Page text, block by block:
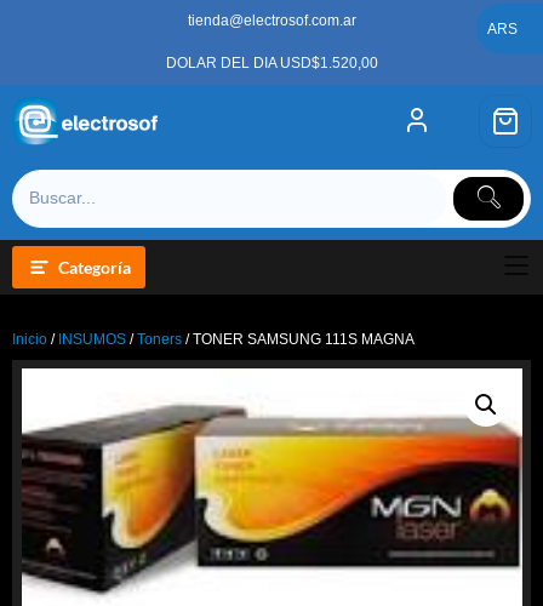
tienda@electrosof.com.ar
DOLAR DEL DIA USD$1.520,00
Categoría
Inicio / INSUMOS /Toners / TONER SAMSUNG 111S MAGNA
ARS